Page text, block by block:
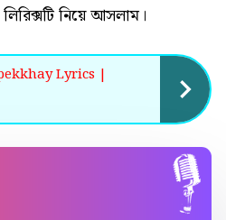
লিরিক্সটি নিয়ে আসলাম।
Lyrics |